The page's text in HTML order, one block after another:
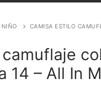
CAMISA ESTILO
14 – All In